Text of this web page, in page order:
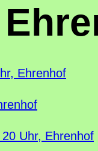
Ehrenhof
Uhr, Ehrenhof